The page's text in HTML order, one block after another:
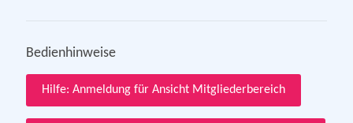
Bedienhinweise
Hilfe: Anmeldung für Ansicht Mitgliederbereich